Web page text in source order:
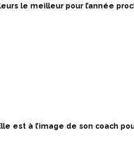
le meilleur pour l’année
est à l’image de son coach